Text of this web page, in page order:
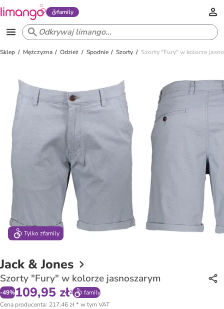
family
Sklep Mężczyzna Odzież Spodnie Szorty Szorty "Fury" w kolorze
Tylko zfamily
Jack & Jones
Szorty "Fury" w kolorze jasnoszarym
-49%109,95 złz
family
Cena producenta: 217,46 zł* w tym VAT